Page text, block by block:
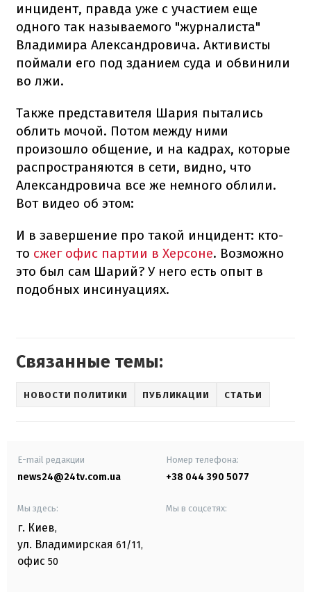
инцидент, правда уже с участием еще
одного так называемого "журналиста"
Владимира Александровича. Активисты
поймали его под зданием суда и обвинили
во лжи.
Также представителя Шария пытались
облить мочой. Потом между ними
произошло общение, и на кадрах, которые
распространяются в сети, видно, что
Александровича все же немного облили.
Вот видео об этом:
И в завершение про такой инцидент: кто-
то сжег офис партии в Херсоне. Возможно
это был сам Шарий? У него есть опыт в
подобных инсинуациях.
Связанные темы:
НОВОСТИ ПОЛИТИКИ ПУБЛИКАЦИИ СТАТЬИ
E-mail редакции
news24@24tv.com.ua
Номер телефона:
+38 044 390 5077
Мы здесь:
г. Киев,
ул. Владимирская 61/11,
офис 50
Мы в соцсетях: